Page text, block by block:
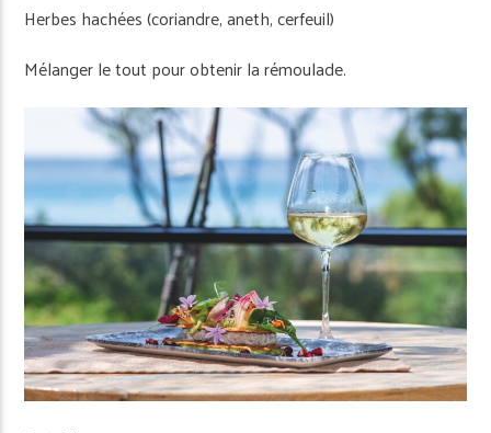
Herbes hachées (coriandre, aneth, cerfeuil)
Mélanger le tout pour obtenir la rémoulade.